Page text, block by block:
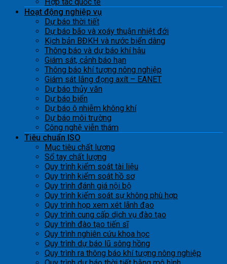
Hoạt động nghiệp vụ
Dự báo thời tiết
Dự báo bão và xoáy thuận nhiệt đới
Kịch bản BĐKH và nước biển dâng
Thông báo và dự báo khí hậu
Giám sát, cảnh báo hạn
Thông báo khí tượng nông nghiệp
Giám sát lắng đọng axít – EANET
Dự báo thủy văn
Dự báo biển
Dự báo ô nhiễm không khí
Dự báo môi trường
Công nghệ viễn thám
Tiêu chuẩn ISO
Mục tiêu chất lượng
Sổ tay chất lượng
Quy trình kiểm soát tài liệu
Quy trình kiểm soát hồ sơ
Quy trình đánh giá nội bộ
Quy trình kiểm soát sự không phù hợp
Quy trình họp xem xét lãnh đạo
Quy trình cung cấp dịch vụ đào tạo
Quy trình đào tạo tiến sĩ
Quy trình nghiên cứu khoa học
Quy trình dự báo lũ sông hồng
Quy trình ra thông báo khí tượng nông nghiệp